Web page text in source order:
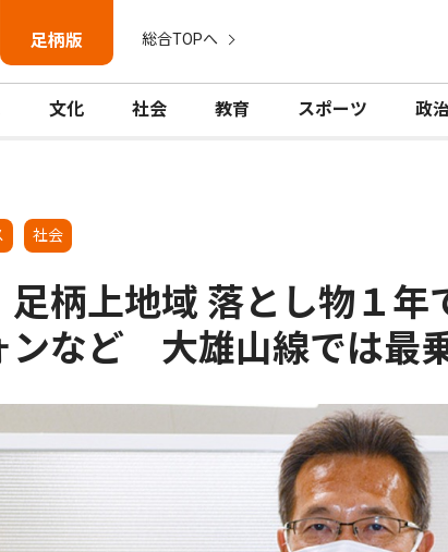
足柄版 総合TOPへ
文化 社会 教育 スポーツ 政
社会
柄上地域 落とし物１
ンなど 大雄山線では最